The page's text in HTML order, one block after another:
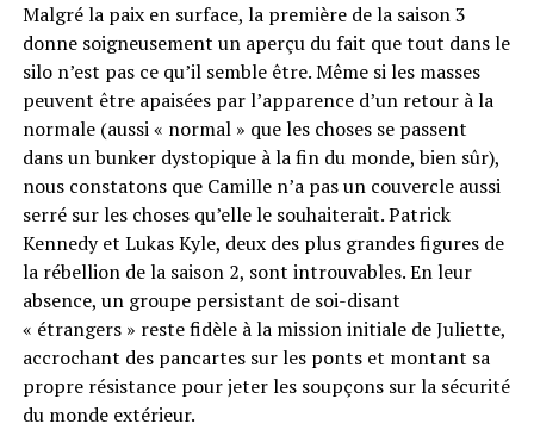
Malgré la paix en surface, la première de la saison 3
donne soigneusement un aperçu du fait que tout dans le
silo n’est pas ce qu’il semble être. Même si les masses
peuvent être apaisées par l’apparence d’un retour à la
normale (aussi « normal » que les choses se passent
dans un bunker dystopique à la fin du monde, bien sûr),
nous constatons que Camille n’a pas un couvercle aussi
serré sur les choses qu’elle le souhaiterait. Patrick
Kennedy et Lukas Kyle, deux des plus grandes figures de
la rébellion de la saison 2, sont introuvables. En leur
absence, un groupe persistant de soi-disant
« étrangers » reste fidèle à la mission initiale de Juliette,
accrochant des pancartes sur les ponts et montant sa
propre résistance pour jeter les soupçons sur la sécurité
du monde extérieur.